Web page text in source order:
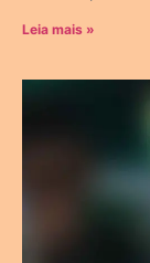
Leia mais »